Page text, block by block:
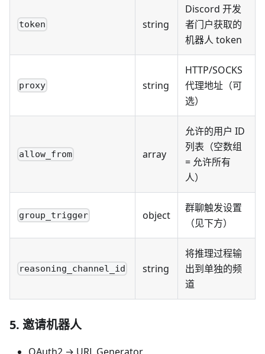
token string
Discord 开发
者门户获取的
机器人 token
proxy string
HTTP/SOCKS
代理地址（可
选）
allow_from array
允许的用户 ID
列表（空数组
= 允许所有
人）
group_trigger object
群聊触发设置
（见下方）
reasoning_channel_id string
将推理过程输
出到单独的频
道
5. 邀请机器人